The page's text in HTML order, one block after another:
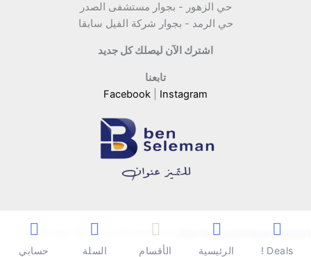
حي الزهور - بجوار مستشفى الصدر
حي الرمد - بجوار شركة الفيل سابقا
اشترك الآن ليصلك كل جديد
تابعنا
Facebook
Instagram
Copyright © 2026 | Powered by Ben Seleman Hypermarket
Deals ! الرئيسية الأقسام السلة حسابي